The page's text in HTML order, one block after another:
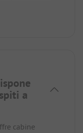
a
cabine